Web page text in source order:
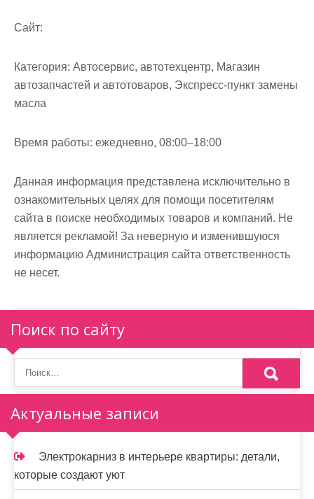
Cайт:
Категория: Автосервис, автотехцентр, Магазин
автозапчастей и автотоваров, Экспресс-пункт замены
масла
Время работы: ежедневно, 08:00–18:00
Данная информация представлена исключительно в
ознакомительных целях для помощи посетителям
сайта в поиске необходимых товаров и компаний. Не
является рекламой! За неверную и изменившуюся
информацию Администрация сайта ответственность
не несет.
Поиск по сайту
Актуальные записи
Электрокарниз в интерьере квартиры: детали,
которые создают уют